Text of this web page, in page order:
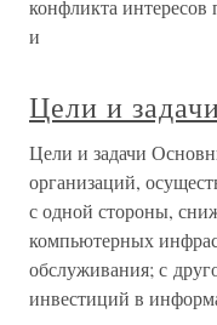
конфликта интересов
и
Цели и
Цели и задачи
организаций,
с одной стороны,
компьютерных
обслуживания; с
инвестиций в